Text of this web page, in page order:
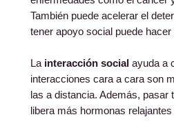
También puede acelerar el
tener apoyo social puede
La interacción social ayuda a
interacciones cara a cara son
las a distancia. Además, pasar
libera más hormonas